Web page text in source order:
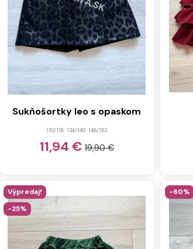
Sukňošortky leo s opaskom
110/116 134/140 146/152
11,94 €19,90 €
Výpredaj!
-25%
-60%